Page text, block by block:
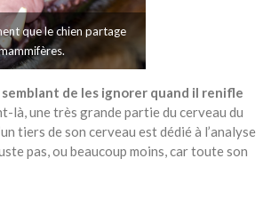
que le chien partage
de les ignorer quand il renifle
là, une très grande partie du cerveau du
tiers de son cerveau est dédié à l’analyse
pas, ou beaucoup moins, car toute son